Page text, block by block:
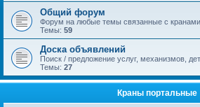
Общий форум
Форум на любые темы связанные с кранами.
Темы: 59
Доска объявлений
Поиск / предложение услуг, механизмов,
Темы: 27
Краны портальные